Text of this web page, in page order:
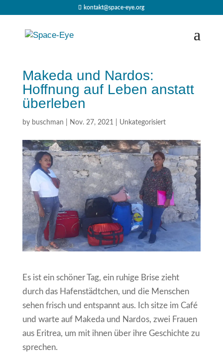
kontakt@space-eye.org
Makeda und Nardos:
Hoffnung auf Leben anstatt
überleben
by buschman Nov. 27, 2021 Unkategorisiert
Es ist ein schöner Tag, ein ruhige Brise zieht
durch das Hafenstädtchen, und die Menschen
sehen frisch und entspannt aus. Ich sitze im Café
und warte auf Makeda und Nardos, zwei Frauen
aus Eritrea, um mit ihnen über ihre Geschichte zu
sprechen.